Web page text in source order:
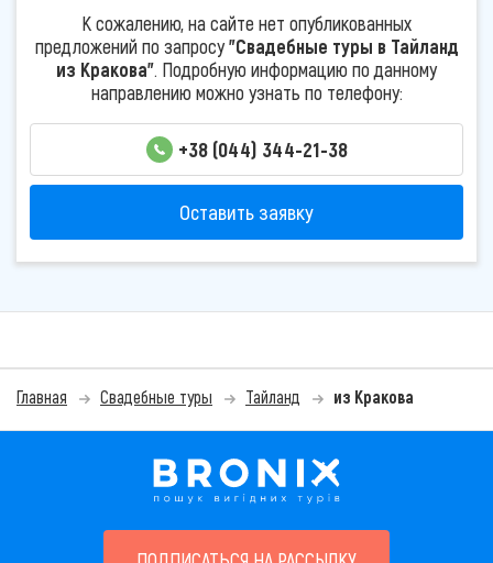
К сожалению, на сайте нет опубликованных
предложений по запросу"Свадебные туры в Тайланд
из Кракова". Подробную информацию по данному
направлению можно узнать по телефону:
+38 (044) 344-21-38
Оставить заявку
Главная Свадебные туры Тайланд из Кракова